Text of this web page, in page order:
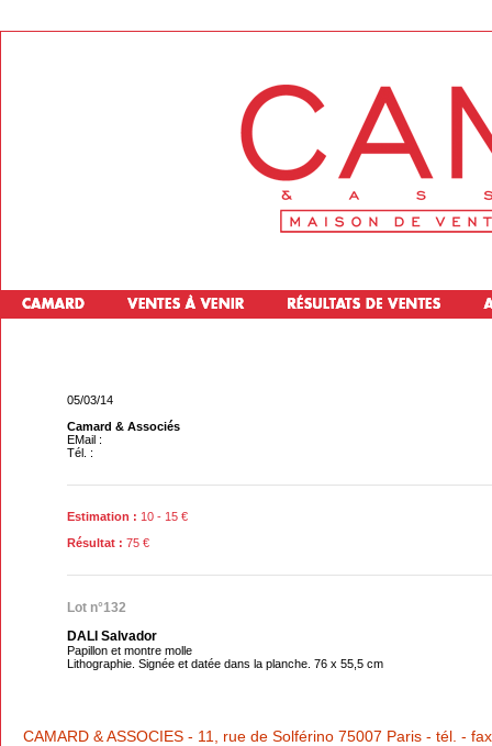
05/03/14
Camard & Associés
EMail :
Tél. :
Estimation : 10 - 15 €
Résultat : 75 €
Lot n°132
DALI Salvador
Papillon et montre molle
Lithographie. Signée et datée dans la planche. 76 x 55,5 cm
CAMARD & ASSOCIES - 11, rue de Solférino 75007 Paris - tél. - fax